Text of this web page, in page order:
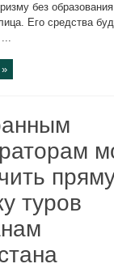
без образования
Его средства
...
туров